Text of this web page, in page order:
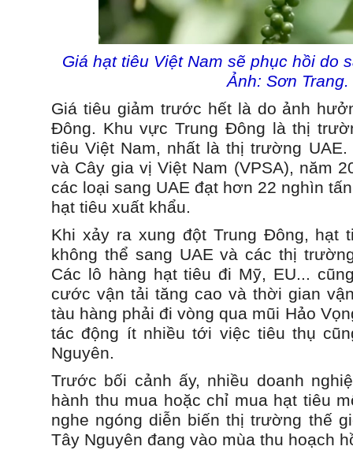
Giá hạt tiêu Việt Nam sẽ phục hồi do
Ảnh: Sơn Trang.
Giá tiêu giảm trước hết là do ảnh
Đông. Khu vực Trung Đông là thị
tiêu Việt Nam, nhất là thị trường
và Cây gia vị Việt Nam (VPSA), năm
các loại sang UAE đạt hơn 22 nghìn
hạt tiêu xuất khẩu.
Khi xảy ra xung đột Trung Đông, hạt
không thể sang UAE và các thị
Các lô hàng hạt tiêu đi Mỹ, EU...
cước vận tải tăng cao và thời gian
tàu hàng phải đi vòng qua mũi Hảo
tác động ít nhiều tới việc tiêu thụ
Nguyên.
Trước bối cảnh ấy, nhiều doanh
hành thu mua hoặc chỉ mua hạt tiêu
nghe ngóng diễn biến thị trường thế
Tây Nguyên đang vào mùa thu hoạch